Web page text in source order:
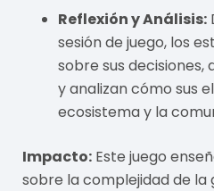
Reflexión y Análisis:
sesión de juego, los
sobre sus decisiones,
y analizan cómo sus
ecosistema y la
Impacto: Este juego
sobre la complejidad de la